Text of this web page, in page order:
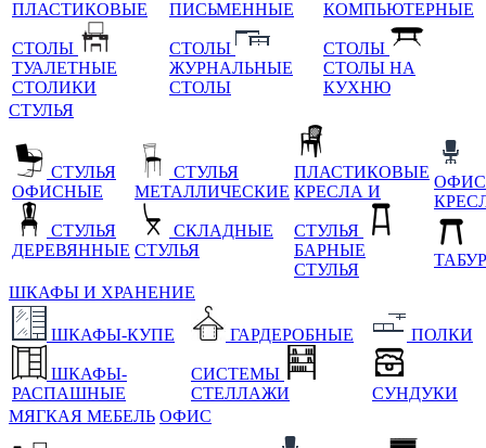
ПЛАСТИКОВЫЕ
СТОЛЫ
ТУАЛЕТНЫЕ
СТОЛИКИ
ПИСЬМЕННЫЕ
СТОЛЫ
ЖУРНАЛЬНЫЕ
СТОЛЫ
КОМПЬЮТЕРНЫЕ
СТОЛЫ
СТОЛЫ НА
КУХНЮ
СТУЛЬЯ
СТУЛЬЯ
ОФИСНЫЕ
СТУЛЬЯ
ДЕРЕВЯННЫЕ
СТУЛЬЯ
МЕТАЛЛИЧЕСКИЕ
СКЛАДНЫЕ
СТУЛЬЯ
ПЛАСТИКОВЫЕ
КРЕСЛА И
СТУЛЬЯ
БАРНЫЕ
СТУЛЬЯ
ШКАФЫ И ХРАНЕНИЕ
ШКАФЫ-КУПЕ
ШКАФЫ-
РАСПАШНЫЕ
ГАРДЕРОБНЫЕ
СИСТЕМЫ
СТЕЛЛАЖИ
ПОЛКИ
СУНДУКИ
МЯГКАЯ МЕБЕЛЬ ОФИС